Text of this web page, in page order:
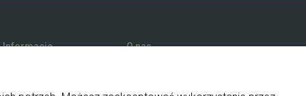
Informacje
Polityka prywatności
O nas
Blog